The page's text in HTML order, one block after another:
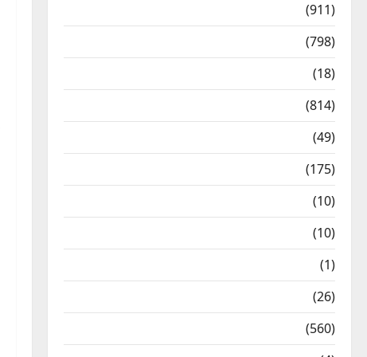
(911)
(798)
(18)
(814)
(49)
(175)
(10)
(10)
(1)
(26)
(560)